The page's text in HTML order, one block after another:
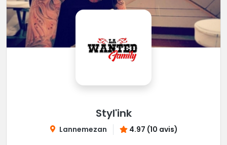
Styl'ink
Lannemezan 4.97 (10 avis)